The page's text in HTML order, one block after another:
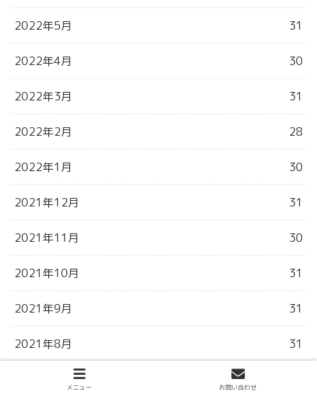
2022年5月 31
2022年4月 30
2022年3月 31
2022年2月 28
2022年1月 30
2021年12月 31
2021年11月 30
2021年10月 31
2021年9月 31
2021年8月 31
メニュー お問い合わせ